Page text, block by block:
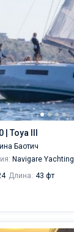
Toya III
Баотич
Navigare Yachting
Длина: 43 фт